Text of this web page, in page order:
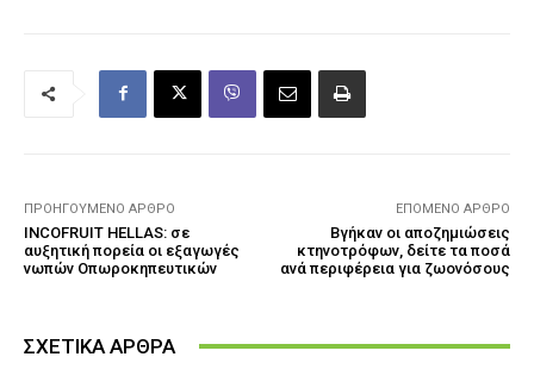
ΠΡΟΗΓΟΎΜΕΝΟ ΆΡΘΡΟ
INCOFRUIT HELLAS: σε
αυξητική πορεία οι εξαγωγές
νωπών Οπωροκηπευτικών
ΕΠΌΜΕΝΟ ΆΡΘΡΟ
Βγήκαν οι αποζημιώσεις
κτηνοτρόφων, δείτε τα ποσά
ανά περιφέρεια για ζωονόσους
ΣΧΕΤΙΚΑ ΑΡΘΡΑ